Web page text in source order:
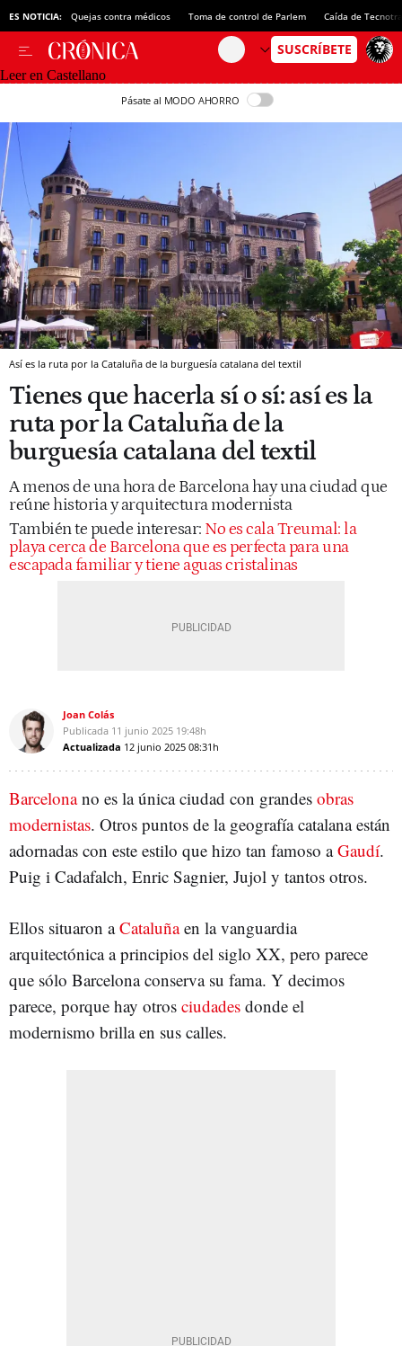
ES NOTICIA: Quejas contra médicos Toma de control de Parlem Caída de
Leer en Castellano
Pásate al MODO AHORRO
Así es la ruta por la Cataluña de la burguesía catalana del textil
Tienes que hacerla sí o sí: así es la
ruta por la Cataluña de la
burguesía catalana del textil
A menos de una hora de Barcelona hay una ciudad que
reúne historia y arquitectura modernista
También te puede interesar: No es cala Treumal: la
playa cerca de Barcelona que es perfecta para una
escapada familiar y tiene aguas cristalinas
Joan Colás
Publicada 11 junio 2025 19:48h
Actualizada 12 junio 2025 08:31h
Barcelonano es la única ciudad con grandes obras
modernistas. Otros puntos de la geografía catalana están
adornadas con este estilo que hizo tan famoso aGaudí.
Puig i Cadafalch, Enric Sagnier, Jujol y tantos otros.
Ellos situaron aCataluñaen la vanguardia
arquitectónica a principios del siglo XX, pero parece
que sólo Barcelona conserva su fama. Y decimos
parece, porque hay otros ciudades donde el
modernismo brilla en sus calles.